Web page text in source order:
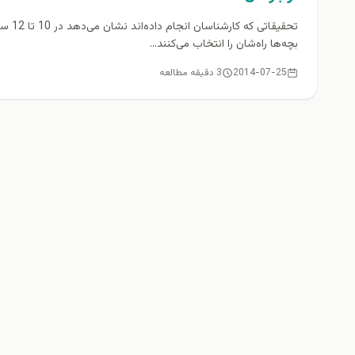
تحقیقاتی که
بچه‌ها راه‌شان را انتخاب می‌کنند...
2014-07-25 3 دقیقه مطالعه